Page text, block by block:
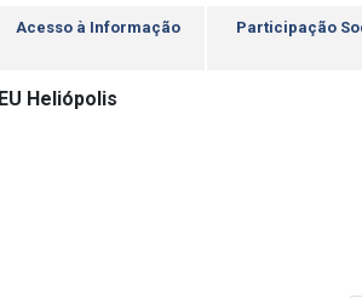
Acesso à Informação Participação
Heliópolis